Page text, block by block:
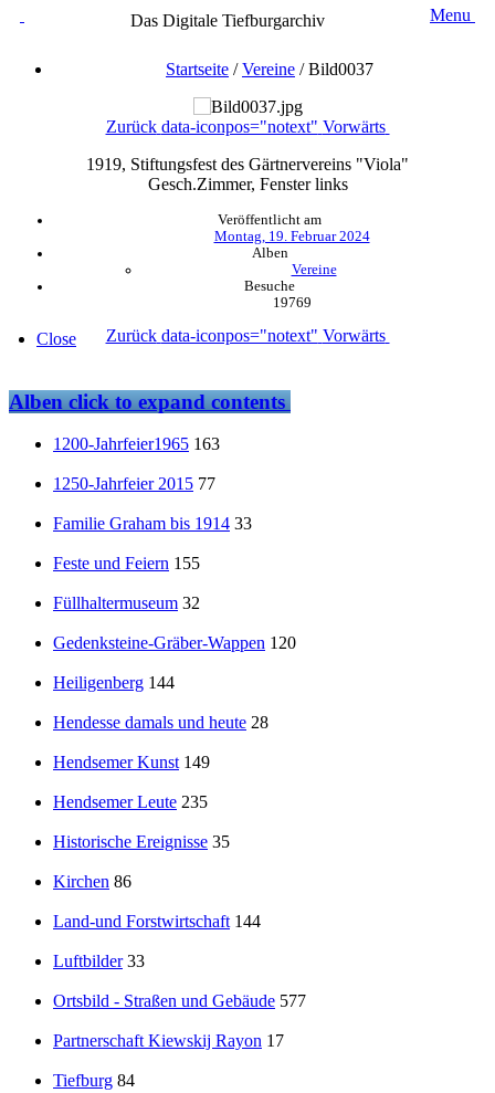
Das Digitale Tiefburgarchiv Menu
Startseite /Vereine /Bild0037
Zurück data-iconpos="notext" Vorwärts
1919, Stiftungsfest des Gärtnervereins "Viola"
Gesch.Zimmer, Fenster links
Veröffentlicht am
Montag, 19. Februar 2024
Alben
Vereine
Besuche
19769
Zurück data-iconpos="notext" Vorwärts
Close
Albenclick to expand contents
1200-Jahrfeier1965 163
1250-Jahrfeier 2015 77
Familie Graham bis 1914 33
Feste und Feiern 155
Füllhaltermuseum 32
Gedenksteine-Gräber-Wappen 120
Heiligenberg 144
Hendesse damals und heute 28
Hendsemer Kunst 149
Hendsemer Leute 235
Historische Ereignisse 35
Kirchen 86
Land-und Forstwirtschaft 144
Luftbilder 33
Ortsbild - Straßen und Gebäude 577
Partnerschaft Kiewskij Rayon 17
Tiefburg 84